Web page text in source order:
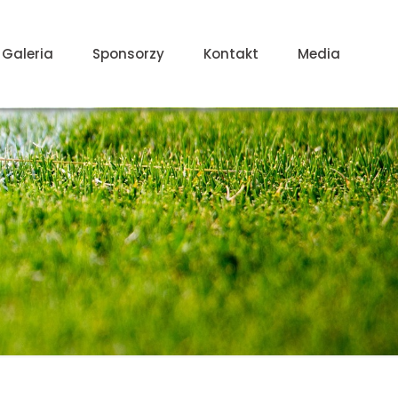
Galeria Sponsorzy Kontakt Media